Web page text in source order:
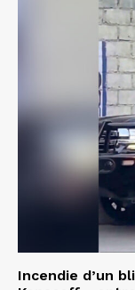
Incendie d’un